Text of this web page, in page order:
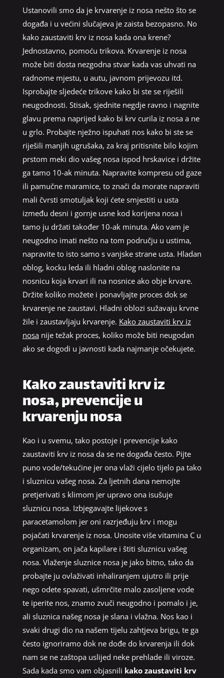
Ustanovili smo da je krvarenje iz nosa nešto što se
događa i u većini slučajeva je zaista bezopasno. No
kako zaustaviti krv iz nosa kada ona krene?
Jednostavno, pomoću trikova. Krvarenje iz nosa
može biti dosta nezgodna stvar kada vas uhvati na
radnome mjestu, u autu, javnom prijevozu itd.
Isprobajte sljedeće trikove kako bi ste se riješili
neugodnosti. Stisak, sjednite negdje ravno i nagnite
glavu prema naprijed kako bi krv curila iz nosa a ne
u grlo. Probajte nježno ispuhati nos kako bi ste se
riješili manjih ugrušaka, za kraj pritisnite bilo kojim
prstom meki dio vašeg nosa ispod hrskavice i držite
ga tamo 10-ak minuta. Napravite kompresu od gaze
ili pamučne maramice, to znači da morate napraviti
mali čvrsti smotuljak koji ćete smjestiti u usta
između desni i gornje usne kod korijena nosa i
tamo ju držati također 10-ak minuta. Ako vam je
neugodno imati nešto na tom području u ustima,
napravite to isto samo s vanjske strane usta. Hladan
oblog, kocku leda ili hladni oblog naslonite na
nosnicu koja krvari ili na nosnice ako obje krvare.
Držite koliko možete i ponavljajte proces dok se
krvarenje ne zaustavi. Hladni oblozi sužavaju krvne
žile i zaustavljaju krvarenje. Kako zaustaviti krv iz
nosanije težak proces, koliko može biti neugodan
ako se dogodi u javnosti kada najmanje očekujete.
Kako zaustaviti krv iz
nosa, prevencije u
krvarenju nosa
Kao i u svemu, tako postoje i prevencije kako
zaustaviti krv iz nosa da se ne događa često. Pijte
puno vode/tekućine jer ona vlaži cijelo tijelo pa tako
i sluznicu vašeg nosa. Za ljetnih dana nemojte
pretjerivati s klimom jer upravo ona isušuje
sluznicu nosa. Izbjegavajte lijekove s
paracetamolom jer oni razrjeđuju krv i mogu
pojačati krvarenje iz nosa. Unosite više vitamina C u
organizam, on jača kapilare i štiti sluznicu vašeg
nosa. Vlaženje sluznice nosa je jako bitno, tako da
probajte ju ovlaživati inhaliranjem ujutro ili prije
nego odete spavati, ušmrčite malo zasoljene vode
te iperite nos, znamo zvuči neugodno i pomalo i je,
ali sluznica našeg nosa je slana i vlažna. Nos kao i
svaki drugi dio na našem tijelu zahtjeva brigu, te ga
često ignoriramo dok ne dođe do krvarenja ili dok
nam se ne zaštopa uslijed neke prehlade ili viroze.
Sada kada smo vam objasnili kako zaustaviti krv